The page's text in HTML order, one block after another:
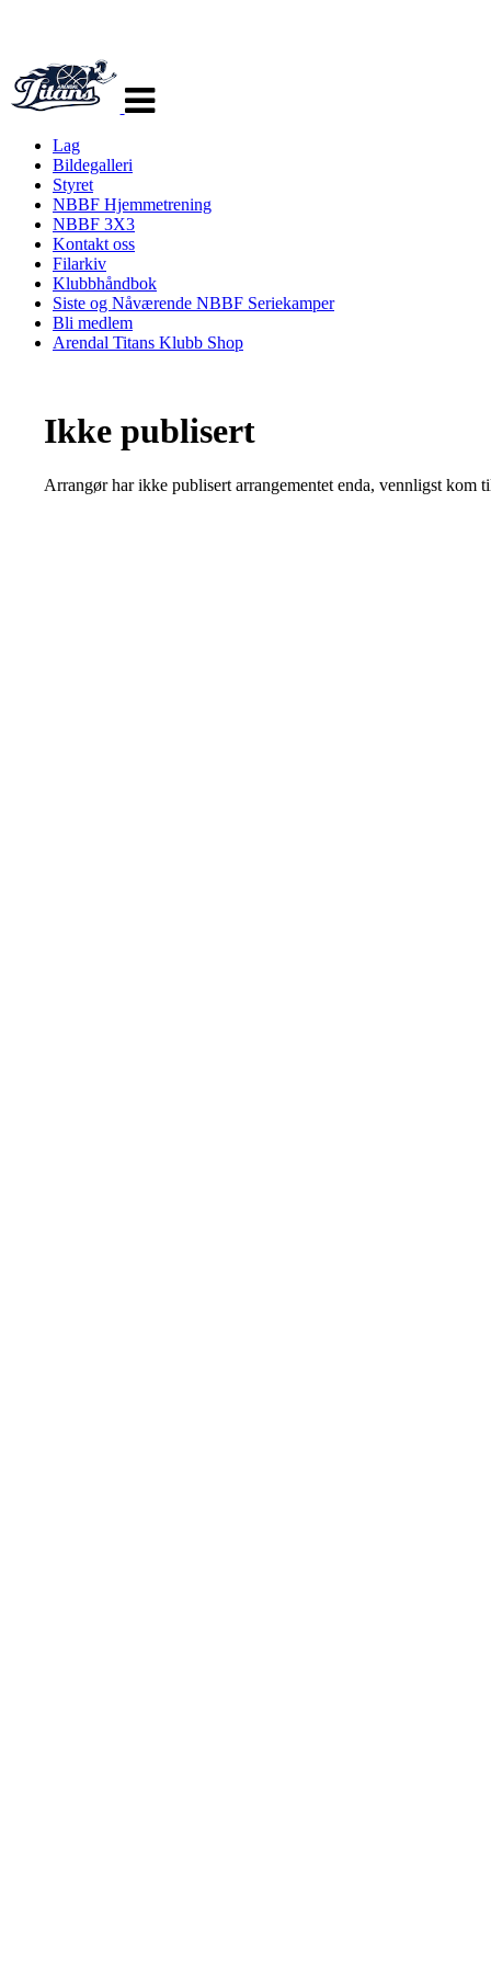
navigasjon
Lag
Bildegalleri
Styret
NBBF Hjemmetrening
NBBF 3X3
Kontakt oss
Filarkiv
Klubbhåndbok
Siste og Nåværende NBBF Seriekamper
Bli medlem
Arendal Titans Klubb Shop
Ikke publisert
Arrangør har ikke publisert arrangementet enda, vennligst kom